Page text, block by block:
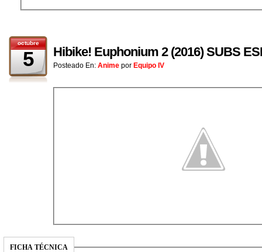
octubre
5 Hibike! Euphonium 2 (2016) SUBS
Posteado En: Anime por Equipo IV
FICHA TÉCNICA